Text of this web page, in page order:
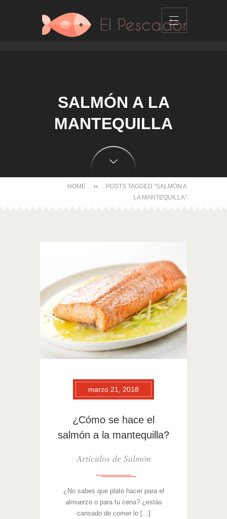
SALMÓN A LA
MANTEQUILLA
HOME
POSTS TAGGED "SALMÓN A
LA MANTEQUILLA"
marzo 21, 2018
¿Cómo se hace el
salmón a la mantequilla?
Artículos de Salmón
¿No sabes que plato hacer para el
almuerzo o para tu cena? ¿estás
cansado de comer lo [...]